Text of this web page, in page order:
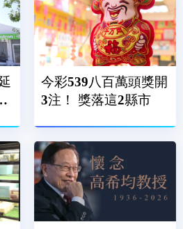
今彩539八百萬頭獎開
3注！ 獎落這2縣市